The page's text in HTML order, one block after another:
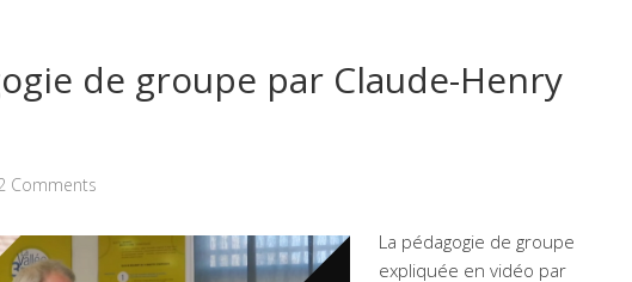
de groupe par Claude-Henry
Comments
La pédagogie de groupe
expliquée en vidéo par